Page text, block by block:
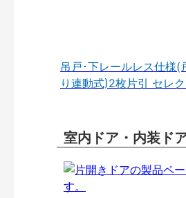
吊戸･下レールレス仕様(
り連動式)2枚片引 セレク
室内ドア・内装ド